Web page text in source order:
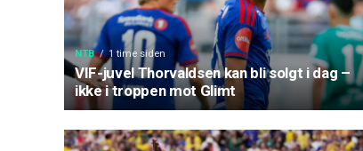
NTB 1 time siden
VIF-juvel Thorvaldsen kan bli solgt i dag –
ikke i troppen mot Glimt